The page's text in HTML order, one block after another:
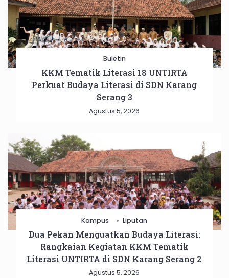
Buletin
KKM Tematik Literasi 18 UNTIRTA
Perkuat Budaya Literasi di SDN Karang
Serang 3
Agustus 5, 2026
Kampus Liputan
Dua Pekan Menguatkan Budaya Literasi:
Rangkaian Kegiatan KKM Tematik
Literasi UNTIRTA di SDN Karang Serang 2
Agustus 5, 2026